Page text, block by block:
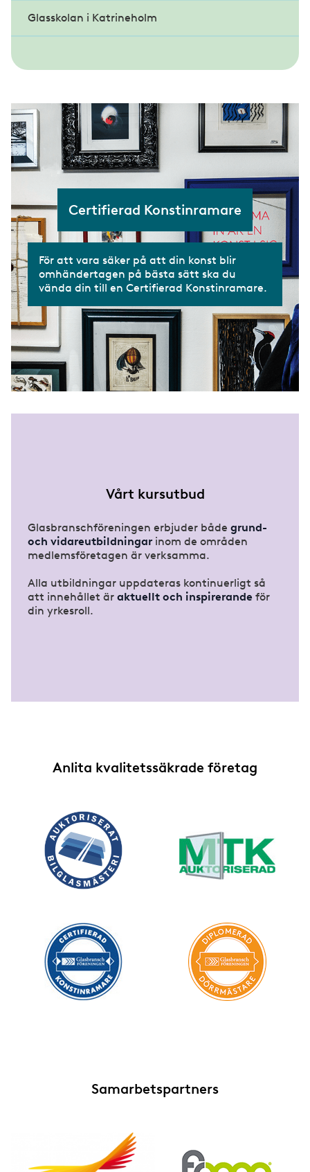
Fördjupningskurs Entreprenadjuridik
Bli handledare eller mäster
Lärlingscoachning
Yrkesprov glasmästeri
Glasskolan i Katrineholm
Certifierad Konstinramare
För att vara säker på att din konst blir
omhändertagen på bästa sätt ska du
vända din till en Certifierad Konstinramare.
Vårt kursutbud
Glasbranschföreningen erbjuder både grund-
och vidareutbildningar inom de områden
medlemsföretagen är verksamma.
Alla utbildningar uppdateras kontinuerligt så
att innehållet är aktuellt och inspirerande för
din yrkesroll.
Anlita kvalitetssäkrade företag
Samarbetspartners